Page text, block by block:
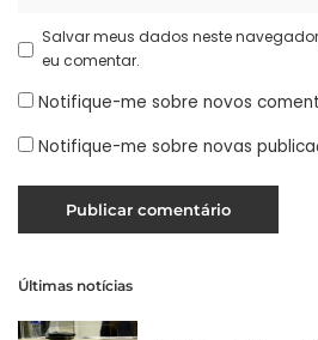
Salvar meus dados neste
eu comentar.
Notifique-me sobre novos
Notifique-me sobre novas
Últimas notícias